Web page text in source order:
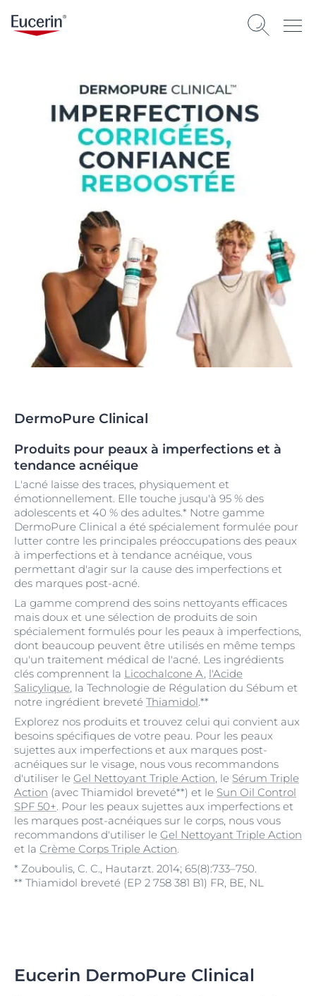
DermoPure Clinical
Produits pour peaux à imperfections et à
tendance acnéique
L'acné laisse des traces, physiquement et
émotionnellement. Elle touche jusqu'à 95 % des
adolescents et 40 % des adultes.* Notre gamme
DermoPure Clinical a été spécialement formulée pour
lutter contre les principales préoccupations des peaux
à imperfections et à tendance acnéique, vous
permettant d'agir sur la cause des imperfections et
des marques post-acné.
La gamme comprend des soins nettoyants efficaces
mais doux et une sélection de produits de soin
spécialement formulés pour les peaux à imperfections,
dont beaucoup peuvent être utilisés en même temps
qu'un traitement médical de l'acné. Les ingrédients
clés comprennent la Licochalcone A, l'Acide
Salicylique, la Technologie de Régulation du Sébum et
notre ingrédient breveté Thiamidol.**
Explorez nos produits et trouvez celui qui convient aux
besoins spécifiques de votre peau. Pour les peaux
sujettes aux imperfections et aux marques post-
acnéiques sur le visage, nous vous recommandons
d'utiliser le Gel Nettoyant Triple Action, le Sérum Triple
Action (avec Thiamidol breveté**) et le Sun Oil Control
SPF 50+. Pour les peaux sujettes aux imperfections et
les marques post-acnéiques sur le corps, nous vous
recommandons d'utiliser le Gel Nettoyant Triple Action
et la Crème Corps Triple Action.
* Zouboulis, C. C., Hautarzt. 2014; 65(8):733–750.
** Thiamidol breveté (EP 2 758 381 B1) FR, BE, NL
Eucerin DermoPure Clinical